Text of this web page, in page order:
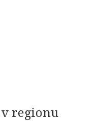
regionu